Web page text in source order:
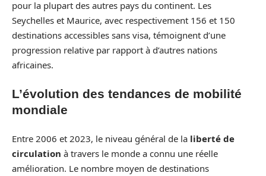
pour la plupart des autres pays du continent. Les
Seychelles et Maurice, avec respectivement 156 et 150
destinations accessibles sans visa, témoignent d’une
progression relative par rapport à d’autres nations
africaines.
L’évolution des tendances de mobilité
mondiale
Entre 2006 et 2023, le niveau général de la liberté de
circulation à travers le monde a connu une réelle
amélioration. Le nombre moyen de destinations